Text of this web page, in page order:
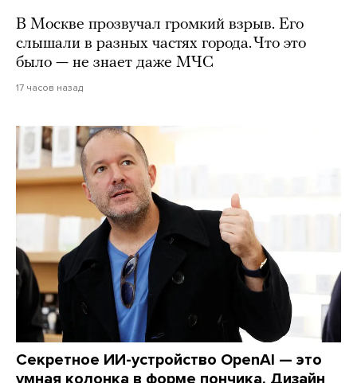
В Москве прозвучал громкий взрыв. Его
слышали в разных частях города. Что это
было — не знает даже МЧС
17 часов назад
Секретное ИИ-устройство OpenAI — это
умная колонка в форме пончика. Дизайн